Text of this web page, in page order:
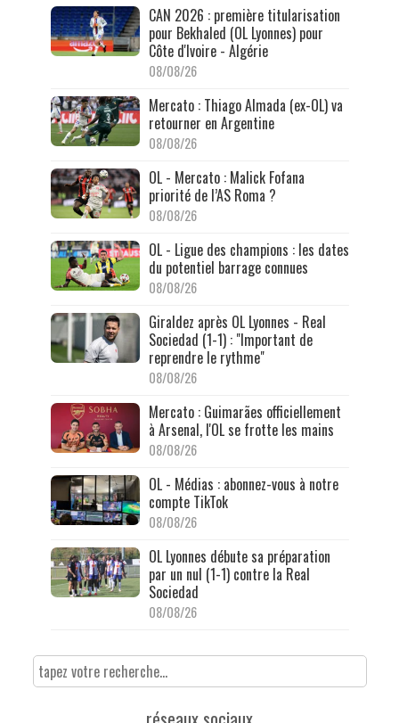
CAN 2026 : première titularisation
pour Bekhaled (OL Lyonnes) pour
Côte d'Ivoire - Algérie
08/08/26
Mercato : Thiago Almada (ex-OL) va
retourner en Argentine
08/08/26
OL - Mercato : Malick Fofana
priorité de l’AS Roma ?
08/08/26
OL - Ligue des champions : les dates
du potentiel barrage connues
08/08/26
Giraldez après OL Lyonnes - Real
Sociedad (1-1) : "Important de
reprendre le rythme"
08/08/26
Mercato : Guimarães officiellement
à Arsenal, l'OL se frotte les mains
08/08/26
OL - Médias : abonnez-vous à notre
compte TikTok
08/08/26
OL Lyonnes débute sa préparation
par un nul (1-1) contre la Real
Sociedad
08/08/26